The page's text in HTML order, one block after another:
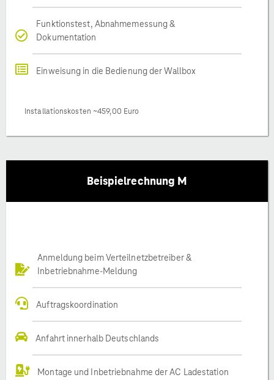
Funktionstest, Abnahmemessung &
Dokumentation
Einweisung in die Bedienung der Wallbox
Installationskosten ~459,00 Euro
Beispielrechnung M
Anmeldung beim Verteilnetzbetreiber &
Inbetriebnahme-Meldung
Auftragskoordination
Anfahrt innerhalb Deutschlands
Montage und Inbetriebnahme der AC Ladestation